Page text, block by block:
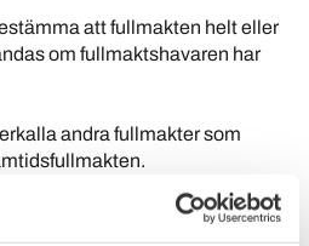
att fullmakten helt eller
om fullmaktshavaren har
andra fullmakter som
de åtgärder som
för att underlätta